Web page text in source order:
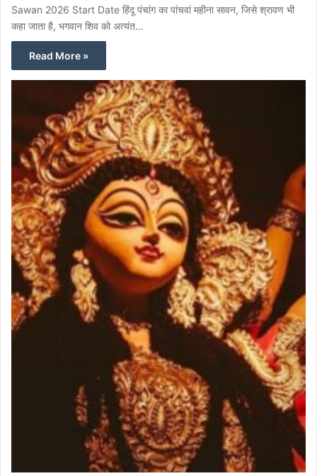
Sawan 2026 Start Date हिंदू पंचांग का पांचवां महीना सावन, जिसे श्रावण भी
कहा जाता है, भगवान शिव को अत्यंत…
Read More »